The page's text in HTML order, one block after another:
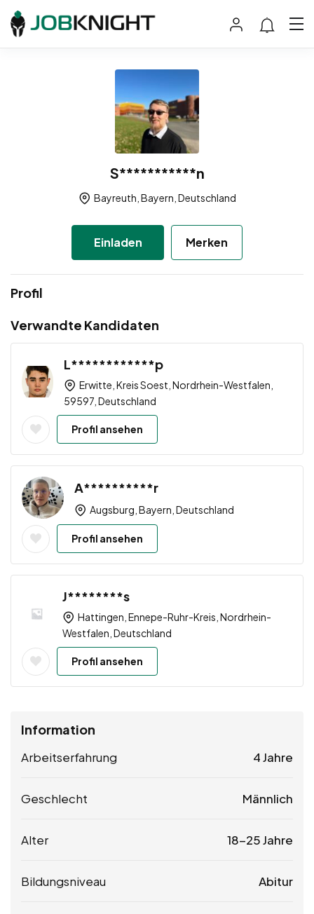
S***********n
Bayreuth, Bayern, Deutschland
Einladen Merken
Profil
Verwandte Kandidaten
L************p
Erwitte, Kreis Soest, Nordrhein-Westfalen,
59597, Deutschland
Profil ansehen
A**********r
Augsburg, Bayern, Deutschland
Profil ansehen
J********s
Hattingen, Ennepe-Ruhr-Kreis, Nordrhein-
Westfalen, Deutschland
Profil ansehen
Information
Arbeitserfahrung 4 Jahre
Geschlecht Männlich
Alter 18-25 Jahre
Bildungsniveau Abitur